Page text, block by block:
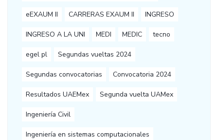
eEXAUM II CARRERAS EXAUM II INGRESO
INGRESO A LA UNI MEDI MEDIC tecno
egel pl Segundas vueltas 2024
Segundas convocatorias Convocatoria 2024
Resultados UAEMex Segunda vuelta UAMex
Ingeniería Civil
Ingeniería en sistemas computacionales